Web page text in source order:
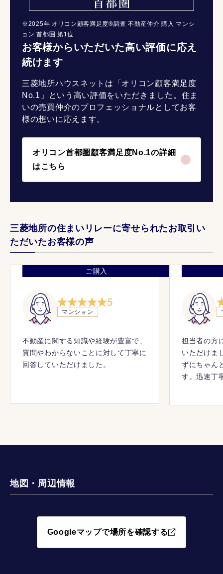
お客様からいただいた高い評価に応え
続けます
三菱地所ハウスネットは「オリコン顧客満足度
No.1」という高い評価をいただきました。住ま
いの売買仲介のプロフェッショナルとしてお客
様の想いに応えます。
オリコン首都圏顧客満足度No.1の詳細
はこちら
※2025年 オリコン顧客満足度®調査 不動産仲介 購入 マンシ
ョン 首都圏 第1位
三菱地所の住まいリレーに寄せられたお取引い
ただいたお客様の声
ご購入
5
マンション
不動産に関する知識や経験が豊富で、
質問やわからないことに対して丁寧に
回答していただけました。
担当者の方
いただけま
ずにちゃん
す。迅速丁
地図・周辺情報
Googleマップで場所を確認する